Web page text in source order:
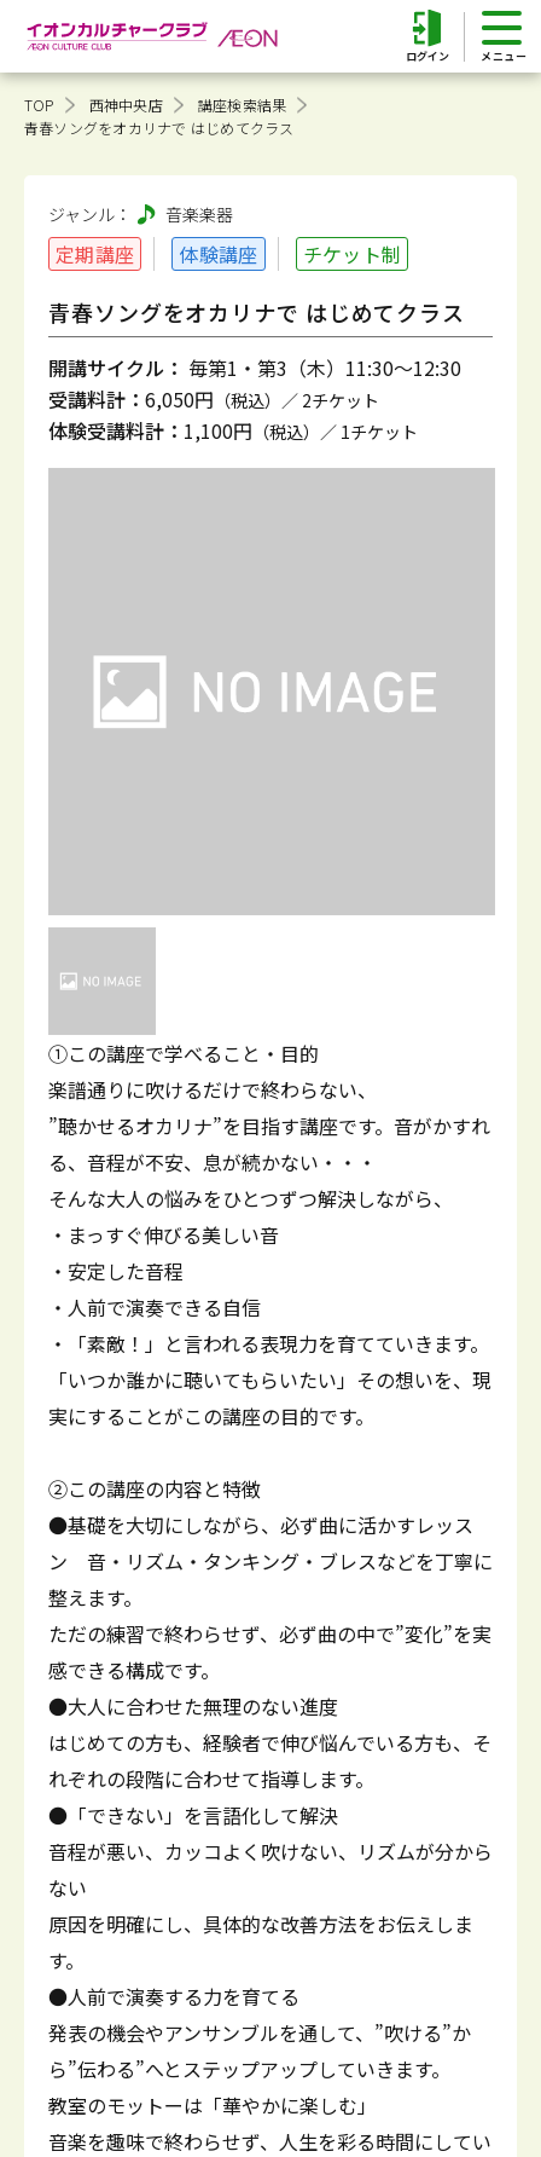
ログイン
TOP 西神中央店
講座検索結果
青春ソングをオカリナで はじめてクラス
ジャンル： 音楽楽器
定期講座 体験講座 チケット制
青春ソングをオカリナで はじめてクラス
開講サイクル： 毎第1・第3（木）11:30～12:30
受講料計： 6,050円 （税込）／ 2チケット
体験受講料計： 1,100円 （税込）／ 1チケット
①この講座で学べること・目的
楽譜通りに吹けるだけで終わらない、
”聴かせるオカリナ”を目指す講座です。音がかすれ
る、音程が不安、息が続かない・・・
そんな大人の悩みをひとつずつ解決しながら、
・まっすぐ伸びる美しい音
・安定した音程
・人前で演奏できる自信
・「素敵！」と言われる表現力を育てていきます。
「いつか誰かに聴いてもらいたい」その想いを、現
実にすることがこの講座の目的です。
②この講座の内容と特徴
●基礎を大切にしながら、必ず曲に活かすレッス
ン 音・リズム・タンキング・ブレスなどを丁寧に
整えます。
ただの練習で終わらせず、必ず曲の中で”変化”を実
感できる構成です。
●大人に合わせた無理のない進度
はじめての方も、経験者で伸び悩んでいる方も、そ
れぞれの段階に合わせて指導します。
●「できない」を言語化して解決
音程が悪い、カッコよく吹けない、リズムが分から
ない
原因を明確にし、具体的な改善方法をお伝えしま
す。
●人前で演奏する力を育てる
発表の機会やアンサンブルを通して、”吹ける”か
ら”伝わる”へとステップアップしていきます。
教室のモットーは「華やかに楽しむ」
音楽を趣味で終わらせず、人生を彩る時間にしてい